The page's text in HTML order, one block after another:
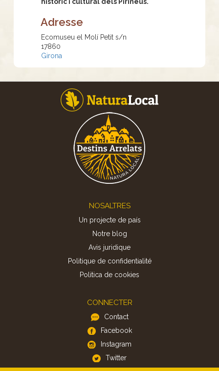
Adresse
Ecomuseu el Molí Petit s/n
17860
Girona
NOSALTRES
Un projecte de país
Notre blog
Avis juridique
Politique de confidentialité
Politica de cookies
CONNECTER
Contact
Facebook
Instagram
Twitter